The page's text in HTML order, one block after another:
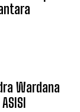
Wardana